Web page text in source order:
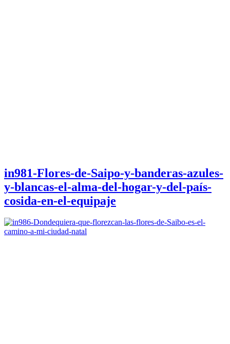
in981-Flores-de-Saipo-y-banderas-azules-
y-blancas-el-alma-del-hogar-y-del-país-
cosida-en-el-equipaje